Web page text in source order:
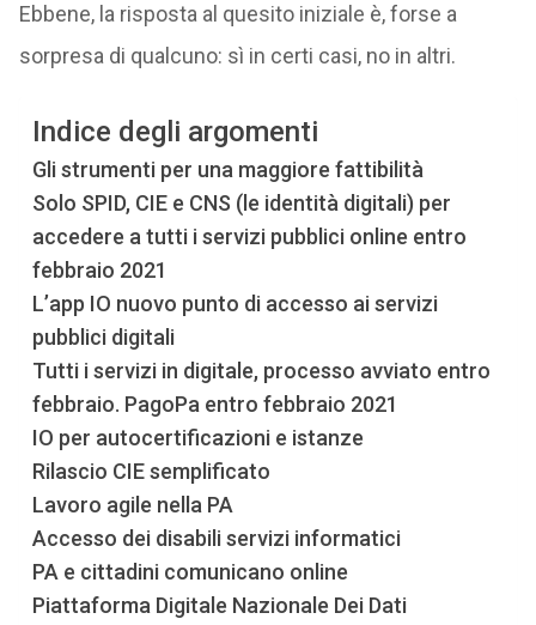
Ebbene, la risposta al quesito iniziale è, forse a
sorpresa di qualcuno: sì in certi casi, no in altri.
Indice degli argomenti
Gli strumenti per una maggiore fattibilità
Solo SPID, CIE e CNS (le identità digitali) per
accedere a tutti i servizi pubblici online entro
febbraio 2021
L’app IO nuovo punto di accesso ai servizi
pubblici digitali
Tutti i servizi in digitale, processo avviato entro
febbraio. PagoPa entro febbraio 2021
IO per autocertificazioni e istanze
Rilascio CIE semplificato
Lavoro agile nella PA
Accesso dei disabili servizi informatici
PA e cittadini comunicano online
Piattaforma Digitale Nazionale Dei Dati